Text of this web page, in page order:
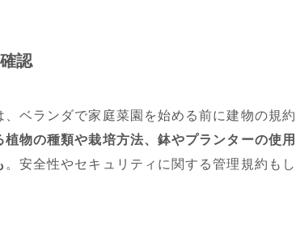
認
ベランダで家庭菜園を始める前に建物の規約
植物の種類や栽培方法、鉢やプランターの使用
。安全性やセキュリティに関する管理規約もし